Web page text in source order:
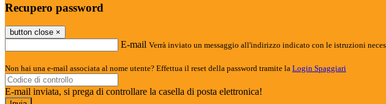
Recupero password
button close ×
E-mail Verrà inviato un messaggio all'indirizzo indicato con le istruzioni
Non hai una e-mail associata al nome utente? Effettua il reset della password tramite la Login Spaggiari
E-mail inviata, si prega di controllare la casella di posta elettronica!